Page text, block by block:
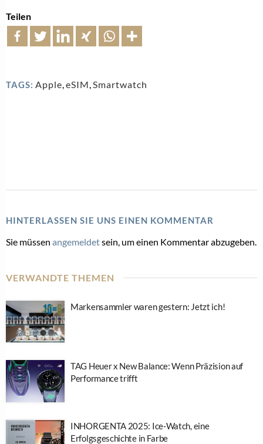
Teilen
TAGS: Apple,eSIM,Smartwatch
HINTERLASSEN SIE UNS EINEN KOMMENTAR
Sie müssen angemeldetsein, um einen Kommentar abzugeben.
VERWANDTE THEMEN
Markensammler waren gestern: Jetzt ich!
TAG Heuer x New Balance: Wenn Präzision auf
Performance trifft
INHORGENTA 2025: Ice-Watch, eine
Erfolgsgeschichte in Farbe